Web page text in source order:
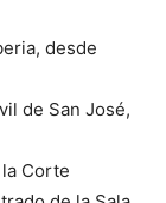
desde
de San José,
Corte